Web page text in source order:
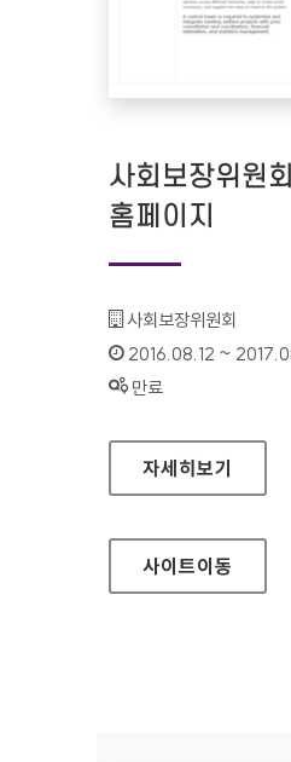
사회보장위원
홈페이지
기관명 :
사회보장위원회
인증기간 :
2016.08.12 ~
상태 :
만료
사회보장위원회
자세히보기
사이트이동